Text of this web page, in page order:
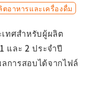
อาหารและเครื่องดื่ม
ทศสำหรับผู้ผลิต
และ 2 ประจำปี
การสอบได้จากไฟล์